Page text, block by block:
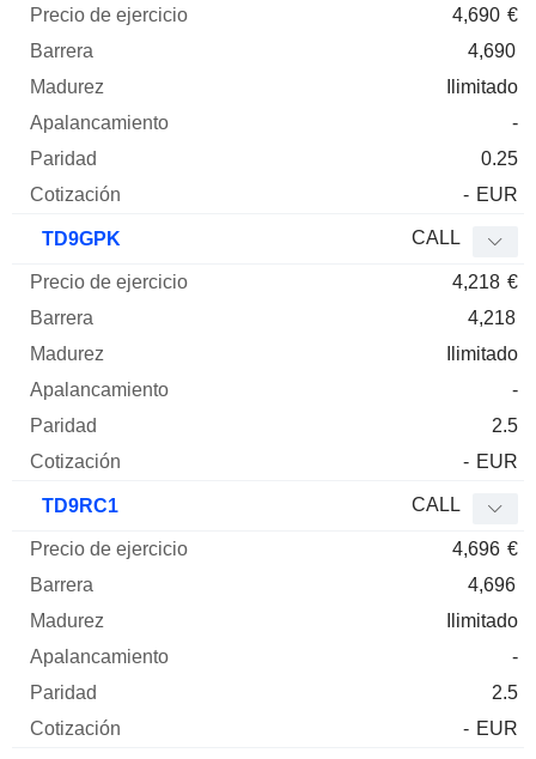
4,690 €
4,690
Ilimitado
-
0.25
- EUR
TD9GPK CALL
4,218 €
4,218
Ilimitado
-
2.5
- EUR
TD9RC1 CALL
4,696 €
4,696
Ilimitado
-
2.5
- EUR